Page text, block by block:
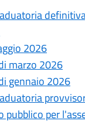
2026
marzo 2026
gennaio 2026
pubblico per